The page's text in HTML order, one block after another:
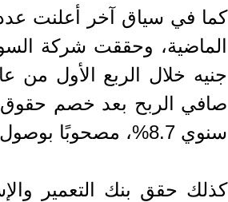
كما في سياق آخر أعلنت عدد
سنوي 8.7%، مصحوبًا بوصول هامش صافي الربح إلى 4.1%.